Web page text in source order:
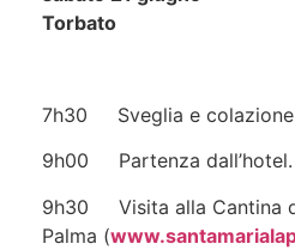
Torbato
7h30 Sveglia e colazione
9h00 Partenza dall’hotel.
9h30 Visita alla Cantina
Palma (